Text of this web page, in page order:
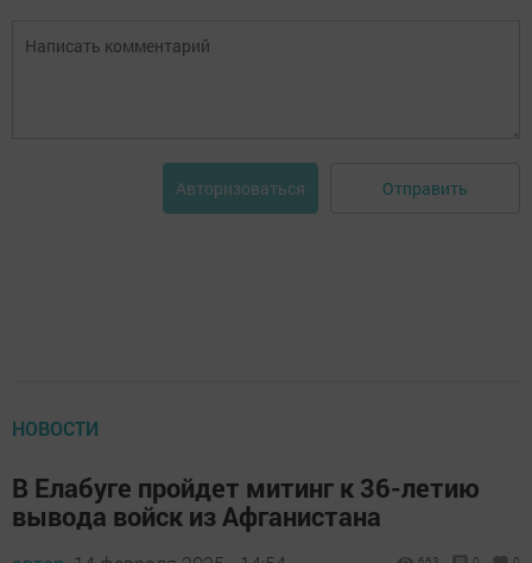
Авторизоваться Отправить
НОВОСТИ
В Елабуге пройдет митинг к 36-летию
вывода войск из Афганистана